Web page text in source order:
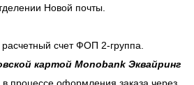
Новой почты.
счет ФОП 2-группа.
картой Monobank Эквайринг